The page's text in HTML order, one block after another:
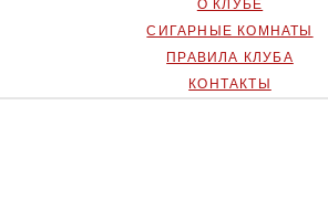
О КЛУБЕ
СИГАРНЫЕ КОМНАТЫ
ПРАВИЛА КЛУБА
КОНТАКТЫ